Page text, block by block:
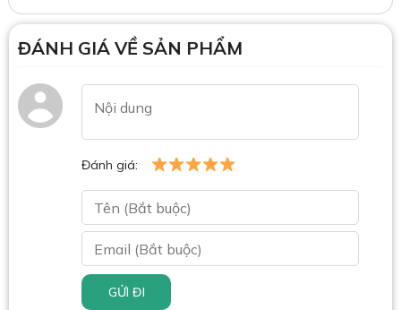
ĐÁNH GIÁ VỀ SẢN PHẨM
Đánh giá:
GỬI ĐI